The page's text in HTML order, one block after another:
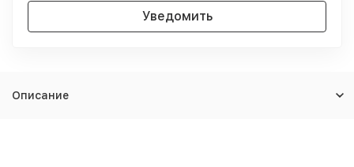
Уведомить
Описание